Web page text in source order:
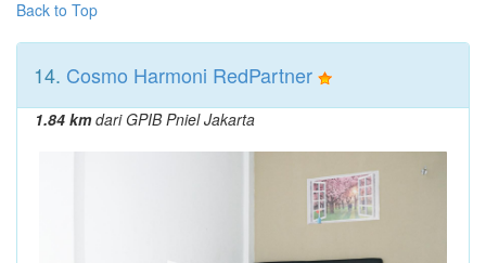
Back to Top
14. Cosmo Harmoni RedPartner
1.84 kmdari GPIB Pniel Jakarta